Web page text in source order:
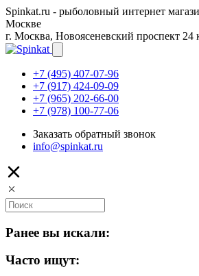
Spinkat.ru - рыболовный интернет
Москве
г. Москва, Новоясеневский проспект 24
+7 (495) 407-07-96
+7 (917) 424-09-09
+7 (965) 202-66-00
+7 (978) 100-77-06
Заказать обратный звонок
info@spinkat.ru
Ранее вы искали:
Часто ищут: